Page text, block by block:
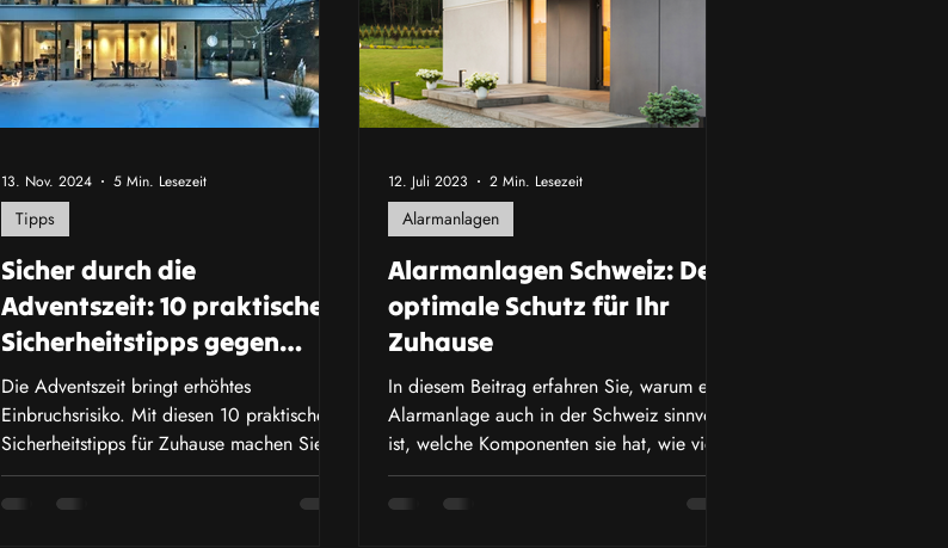
Sicher durch die
Adventszeit: 10 praktische
Sicherheitstipps gegen
Einbrecher für Zuhause
Die Adventszeit bringt erhöhtes
Einbruchsrisiko. Mit diesen 10 praktischen
Sicherheitstipps für Zuhause machen Sie
Ihr Heim einfach sicherer
Tipps
13. Nov. 2024 5 Min. Lesezeit
Alarmanlagen Schweiz: Der
optimale Schutz für Ihr
Zuhause
In diesem Beitrag erfahren Sie, warum eine
Alarmanlage auch in der Schweiz sinnvoll
ist, welche Komponenten sie hat, wie viel
sie kostet.
Alarmanlagen
12. Juli 2023 2 Min. Lesezeit